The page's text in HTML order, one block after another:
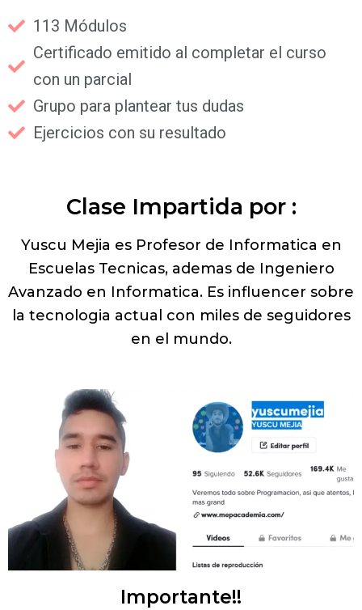
113 Módulos
Certificado emitido al completar el curso
con un parcial
Grupo para plantear tus dudas
Ejercicios con su resultado
Clase Impartida por :
Yuscu Mejia es Profesor de Informatica en
Escuelas Tecnicas, ademas de Ingeniero
Avanzado en Informatica. Es influencer sobre
la tecnologia actual con miles de seguidores
en el mundo.
Importante!!